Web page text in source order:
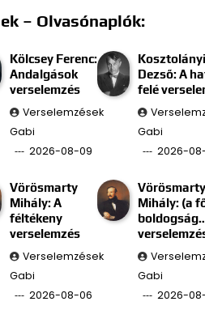
– Olvasónaplók:
Kölcsey Ferenc:
Andalgások
verselemzés
Verselemzések
Gabi
2026-08-09
Kosztolányi
Dezső: A
felé
Gabi
2026-
Vörösmarty
Mihály: A
féltékeny
verselemzés
Verselemzések
Gabi
2026-08-06
Vörösmarty
Mihály: (a
Gabi
2026-